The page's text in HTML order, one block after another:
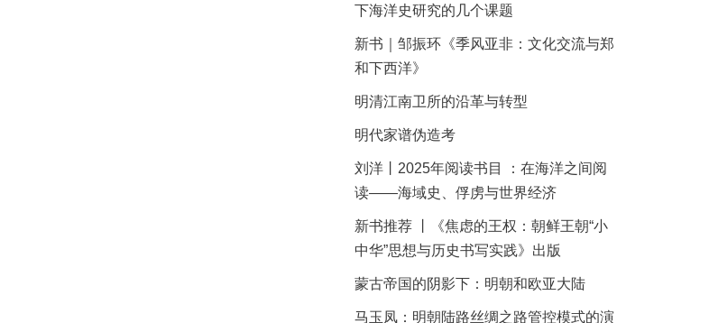
下海洋史研究的几个课题
新书｜邹振环《季风亚非：文化交流与郑
和下西洋》
明清江南卫所的沿革与转型
明代家谱伪造考
刘洋丨2025年阅读书目 ：在海洋之间阅
读——海域史、俘虏与世界经济
新书推荐 丨《焦虑的王权：朝鲜王朝“小
中华”思想与历史书写实践》出版
蒙古帝国的阴影下：明朝和欧亚大陆
马玉凤：明朝陆路丝绸之路管控模式的演